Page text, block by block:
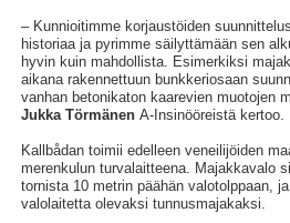
– Kunnioitimme korjaustöiden
historiaa ja pyrimme säilyttämään sen
hyvin kuin mahdollista. Esimerkiksi
aikana rakennettuun bunkkeriosaan
vanhan betonikaton kaarevien muotojen
Jukka Törmänen A-Insinööreistä kertoo.
Kallbådan toimii edelleen veneilijöiden
merenkulun turvalaitteena. Majakkavalo
tornista 10 metrin päähän valotolppaan,
valolaitetta olevaksi tunnusmajakaksi.